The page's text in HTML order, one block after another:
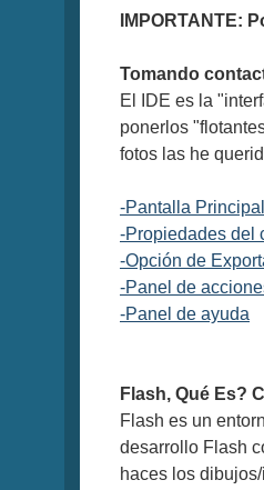
IMPORTANTE:
Tomando
El IDE es la
ponerlos
fotos las he
-Pantalla Principal
-Propiedades del
-Opción de
-Panel de
-Panel de ayuda
Flash, Qué Es?
Flash es un
desarrollo Flash
haces los